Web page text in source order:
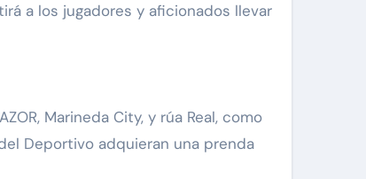
a los jugadores y aficionados llevar
Marineda City, y rúa Real, como
Deportivo adquieran una prenda